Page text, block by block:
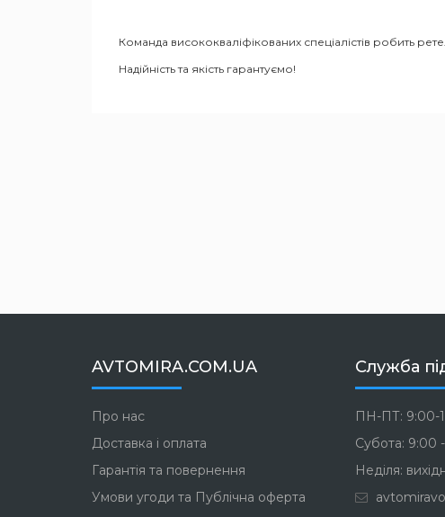
Команда висококваліфікованих спеціалістів робить
Надійність та якість гарантуємо!
AVTOMIRA.COM.UA
Про нас
Доставка і оплата
Гарантія та повернення
Умови угоди та Публічна оферта
Служба
ПН-ПТ: 9:00-
Субота: 9:00
Неділя: